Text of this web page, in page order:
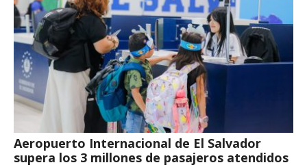
Aeropuerto Internacional de El Salvador
supera los 3 millones de pasajeros atendidos